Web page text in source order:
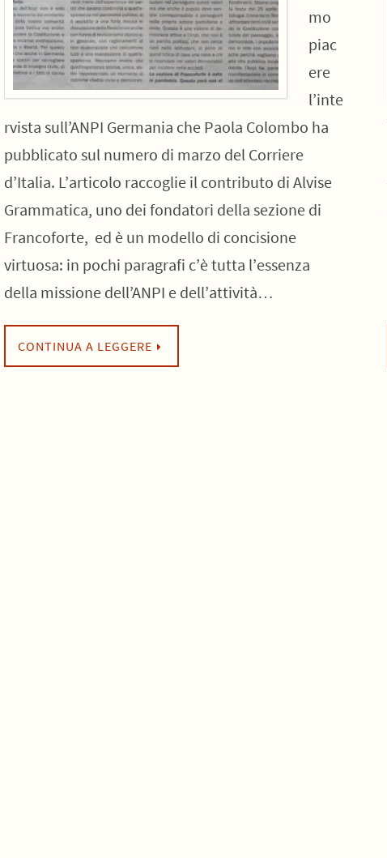
mo
piac
ere
l’inte
rvista sull’ANPI Germania che Paola Colombo ha
pubblicato sul numero di marzo del Corriere
d’Italia. L’articolo raccoglie il contributo di Alvise
Grammatica, uno dei fondatori della sezione di
Francoforte, ed è un modello di concisione
virtuosa: in pochi paragrafi c’è tutta l’essenza
della missione dell’ANPI e dell’attività…
CONTINUA A LEGGERE